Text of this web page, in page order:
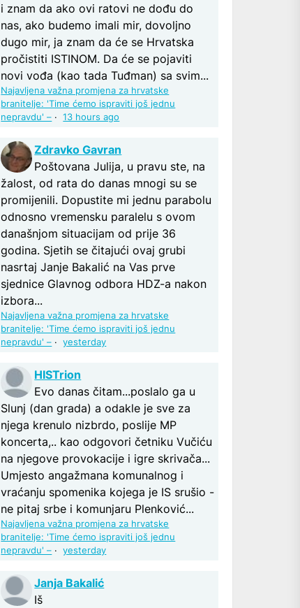
i znam da ako ovi ratovi ne dođu do
nas, ako budemo imali mir, dovoljno
dugo mir, ja znam da će se Hrvatska
pročistiti ISTINOM. Da će se pojaviti
novi vođa (kao tada Tuđman) sa svim...
Najavljena važna promjena za hrvatske
branitelje: 'Time ćemo ispraviti još jednu
nepravdu' – ·13 hours ago
Zdravko Gavran
Poštovana Julija, u pravu ste, na
žalost, od rata do danas mnogi su se
promijenili. Dopustite mi jednu parabolu
odnosno vremensku paralelu s ovom
današnjom situacijam od prije 36
godina. Sjetih se čitajući ovaj grubi
nasrtaj Janje Bakalić na Vas prve
sjednice Glavnog odbora HDZ-a nakon
izbora...
Najavljena važna promjena za hrvatske
branitelje: 'Time ćemo ispraviti još jednu
nepravdu' – ·yesterday
HISTrion
Evo danas čitam...poslalo ga u
Slunj (dan grada) a odakle je sve za
njega krenulo nizbrdo, poslije MP
koncerta,.. kao odgovori četniku Vučiću
na njegove provokacije i igre skrivača...
Umjesto angažmana komunalnog i
vraćanju spomenika kojega je IS srušio -
ne pitaj srbe i komunjaru Plenković...
Najavljena važna promjena za hrvatske
branitelje: 'Time ćemo ispraviti još jednu
nepravdu' – ·yesterday
Janja Bakalić
Iš